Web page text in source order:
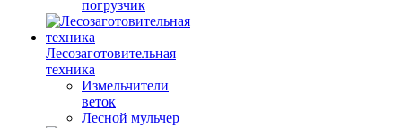
погрузчик
Лесозаготовительная
техника
Измельчители
веток
Лесной мульчер